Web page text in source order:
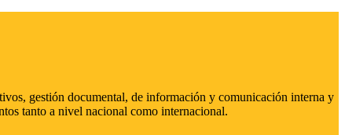
gestión documental, de información y comunicación interna y
tanto a nivel nacional como internacional.